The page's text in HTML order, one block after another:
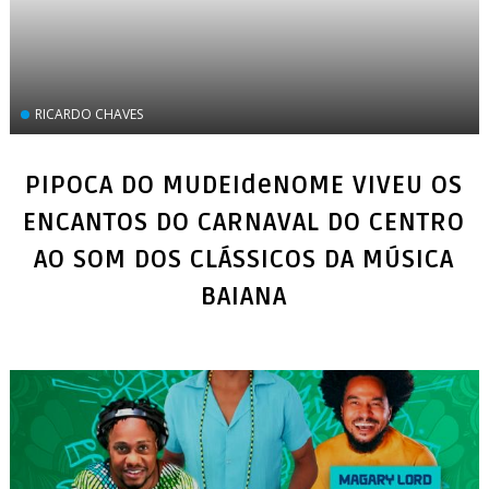
RICARDO CHAVES
PIPOCA DO MUDEIdeNOME VIVEU OS
ENCANTOS DO CARNAVAL DO CENTRO
AO SOM DOS CLÁSSICOS DA MÚSICA
BAIANA